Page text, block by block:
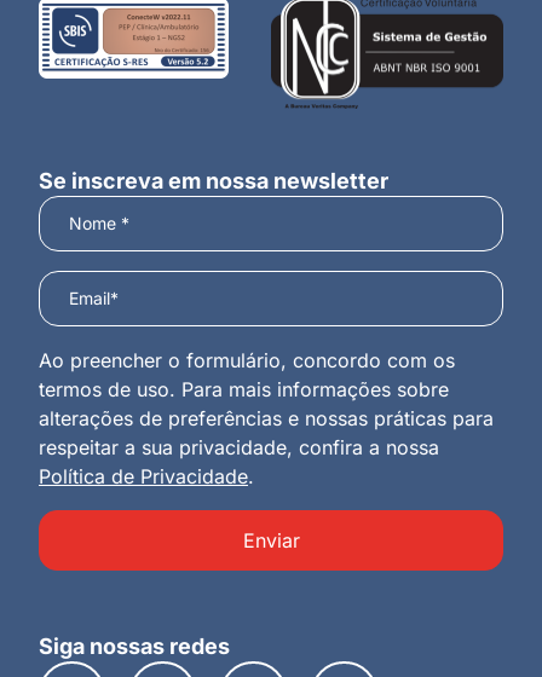
Se inscreva em nossa newsletter
Ao preencher o formulário, concordo com os
termos de uso. Para mais informações sobre
alterações de preferências e nossas práticas para
respeitar a sua privacidade, confira a nossa
Política de Privacidade.
Enviar
Siga nossas redes